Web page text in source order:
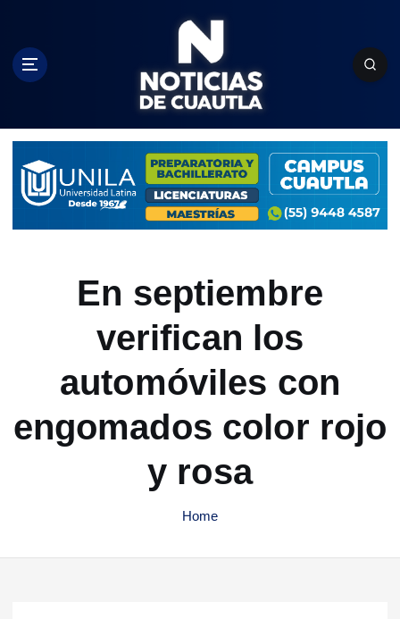
c
En septiembre
verifican los
automóviles con
engomados color rojo
y rosa
Home